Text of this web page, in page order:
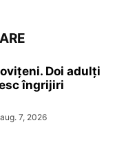
Doi adulți
îngrijiri
aug. 7, 2026